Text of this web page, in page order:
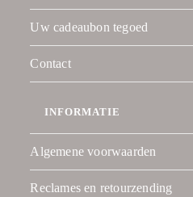
Uw cadeaubon tegoed
Contact
INFORMATIE
Algemene voorwaarden
Reclames en retourzending